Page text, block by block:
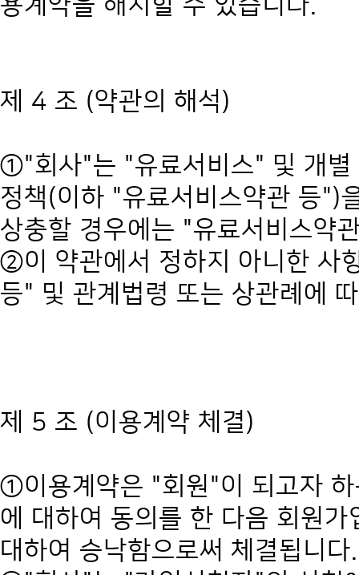
제 4 조 (약관의 해석)
①"회사"는 "유료서비스" 및 개별
정책(이하 "유료서비스약관 등")
상충할 경우에는 "유료서비스약
②이 약관에서 정하지 아니한 사
등" 및 관계법령 또는 상관례에
제 5 조 (이용계약 체결)
①이용계약은 "회원"이 되고자
에 대하여 동의를 한 다음 회원
대하여 승낙함으로써 체결됩니다.